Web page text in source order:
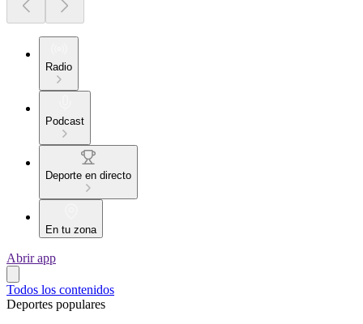
Radio
Podcast
Deporte en directo
En tu zona
Abrir app
Todos los contenidos
Deportes populares